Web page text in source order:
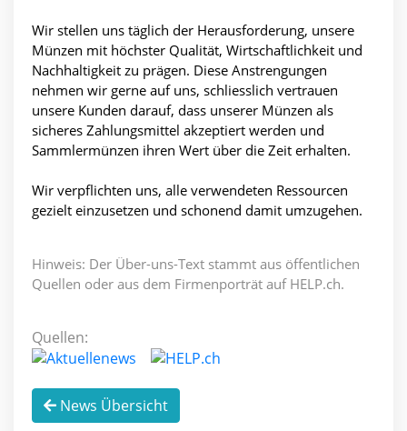
Wir stellen uns täglich der Herausforderung, unsere
Münzen mit höchster Qualität, Wirtschaftlichkeit und
Nachhaltigkeit zu prägen. Diese Anstrengungen
nehmen wir gerne auf uns, schliesslich vertrauen
unsere Kunden darauf, dass unserer Münzen als
sicheres Zahlungsmittel akzeptiert werden und
Sammlermünzen ihren Wert über die Zeit erhalten.
Wir verpflichten uns, alle verwendeten Ressourcen
gezielt einzusetzen und schonend damit umzugehen.
Hinweis: Der Über-uns-Text stammt aus öffentlichen
Quellen oder aus dem Firmenporträt auf HELP.ch.
Quellen:
News Übersicht